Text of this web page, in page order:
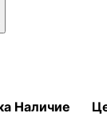
Наличие